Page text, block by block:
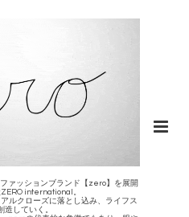
ァッションブランド【zero】を展開
international。
ルクローズに落とし込み、ライフス
造していく。